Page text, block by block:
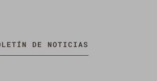
DE NOTICIAS